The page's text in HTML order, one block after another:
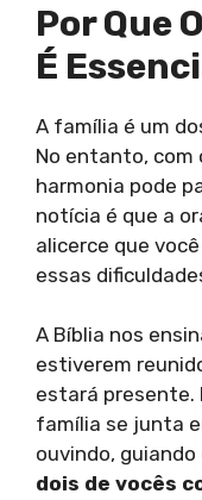
Por Que
É
A família é um
No entanto, com
harmonia pode
notícia é que a
alicerce que
essas
A Bíblia nos
estiverem
estará presente.
família se junta
ouvindo,
dois de vocês